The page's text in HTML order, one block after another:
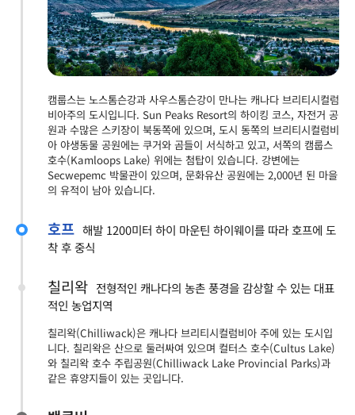
캠룹스는 노스톰슨강과 사우스톰슨강이 만나는 캐나다 브리티시컬럼
비아주의 도시입니다. Sun Peaks Resort의 하이킹 코스, 자전거 공
원과 수많은 스키장이 북동쪽에 있으며, 도시 동쪽의 브리티시컬럼비
아 야생동물 공원에는 쿠거와 곰들이 서식하고 있고, 서쪽의 캠룹스
호수(Kamloops Lake) 위에는 첨탑이 있습니다. 강변에는
Secwepemc 박물관이 있으며, 문화유산 공원에는 2,000년 된 마을
의 유적이 남아 있습니다.
호프 해발 1200미터 하이 마운틴 하이웨이를 따라 호프에 도
착 후 중식
칠리왁 전형적인 캐나다의 농촌 풍경을 감상할 수 있는 대표
적인 농업지역
칠리왁(Chilliwack)은 캐나다 브리티시컬럼비아 주에 있는 도시입
니다. 칠리왁은 산으로 둘러싸여 있으며 컬터스 호수(Cultus Lake)
와 칠리왁 호수 주립공원(Chilliwack Lake Provincial Parks)과
같은 휴양지들이 있는 곳입니다.